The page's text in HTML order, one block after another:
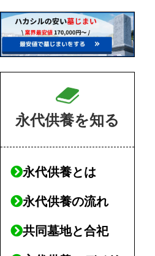
永代供養を知る
永代供養とは
永代供養の流れ
共同墓地と合祀